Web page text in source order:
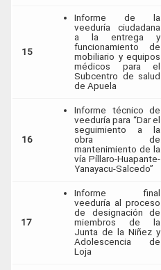
15
Informe de la
veeduría ciudadana
a la entrega y
funcionamiento de
mobiliario y equipos
médicos para el
Subcentro de salud
de Apuela
16
Informe técnico de
veeduría para “Dar el
seguimiento a la
obra de
mantenimiento de la
vía Píllaro-Huapante-
Yanayacu-Salcedo”
17
Informe final
veeduría al proceso
de designación de
miembros de la
Junta de la Niñez y
Adolescencia de
Loja